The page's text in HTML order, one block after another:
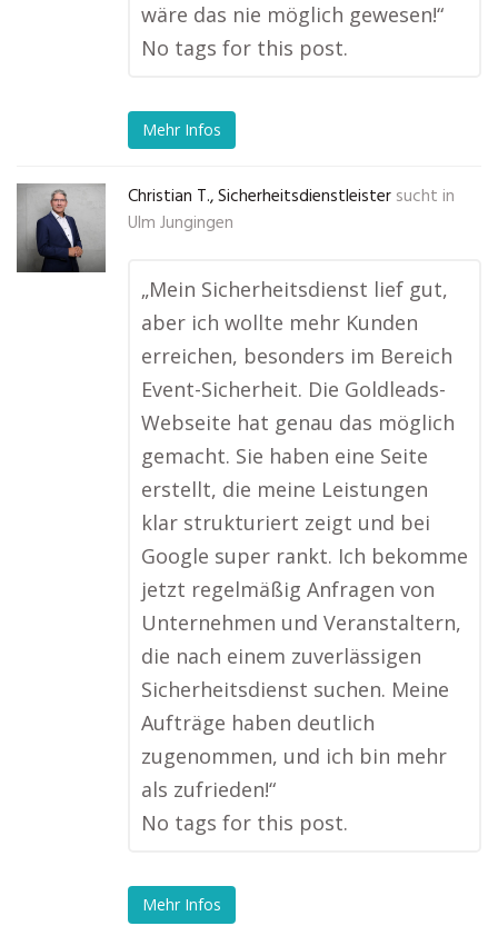
wäre das nie möglich gewesen!“
No tags for this post.
Mehr Infos
Christian T., Sicherheitsdienstleister sucht in
Ulm Jungingen
„Mein Sicherheitsdienst lief gut,
aber ich wollte mehr Kunden
erreichen, besonders im Bereich
Event-Sicherheit. Die Goldleads-
Webseite hat genau das möglich
gemacht. Sie haben eine Seite
erstellt, die meine Leistungen
klar strukturiert zeigt und bei
Google super rankt. Ich bekomme
jetzt regelmäßig Anfragen von
Unternehmen und Veranstaltern,
die nach einem zuverlässigen
Sicherheitsdienst suchen. Meine
Aufträge haben deutlich
zugenommen, und ich bin mehr
als zufrieden!“
No tags for this post.
Mehr Infos